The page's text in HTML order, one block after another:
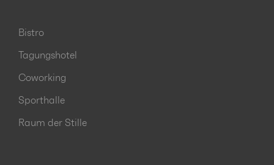
Bistro
Tagungshotel
Coworking
Sporthalle
Raum der Stille